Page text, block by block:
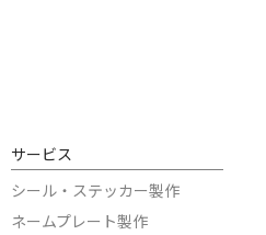
サービス
シール・ステッカー製作
ネームプレート製作